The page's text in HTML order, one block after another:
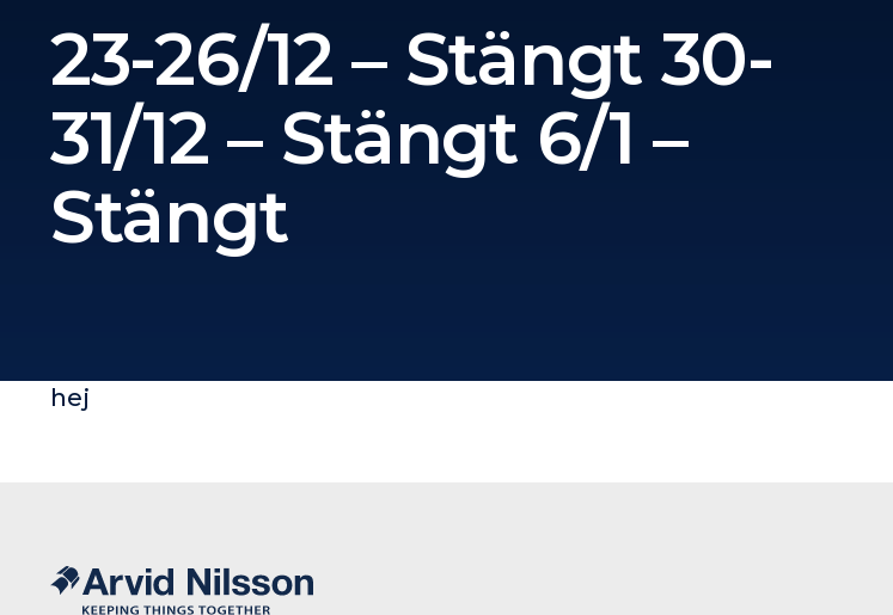
23-26/12 – Stängt 30-
31/12 – Stängt 6/1 –
Stängt
hej